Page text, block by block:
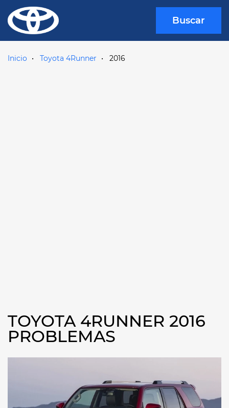
Buscar
Inicio Toyota 4Runner 2016
TOYOTA 4RUNNER 2016
PROBLEMAS